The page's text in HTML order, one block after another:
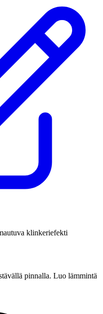
klinkeriefekti
pinnalla. Luo lämmintä